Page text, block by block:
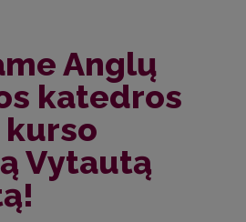
Anglų
katedros
Vytautą